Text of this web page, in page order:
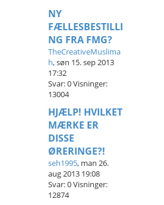
NY
FÆLLESBESTILLI
NG FRA FMG?
TheCreativeMuslima
h,søn 15. sep 2013
17:32
Svar:0Visninger:
13004
HJÆLP! HVILKET
MÆRKE ER
DISSE
ØRERINGE?!
seh1995, man 26.
aug 2013 19:08
Svar:0Visninger:
12874